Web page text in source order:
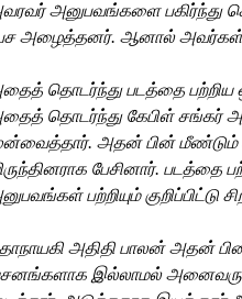
அனுபவங்களை
அழைத்தனர். ஆனால் அவர்கள்
தொடர்ந்து படத்தை பற்றிய
தொடர்ந்து கேபிள் சங்கர்
வைத்தார். அதன் பின் மீண்டும்
பேசினார். படத்தை
பற்றியும் குறிப்பிட்டு
அதிதி பாலன் அதன்
இல்லாமல்